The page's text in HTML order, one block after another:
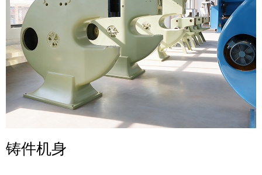
铸件机身